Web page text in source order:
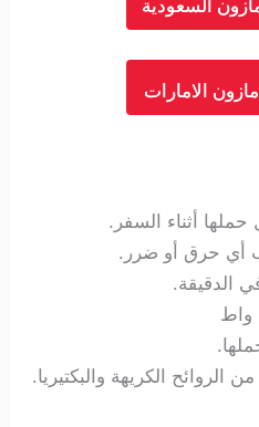
السعودية
الامارات
أثناء السفر.
أي حرق أو ضرر.
الكريهة والبكتيريا.